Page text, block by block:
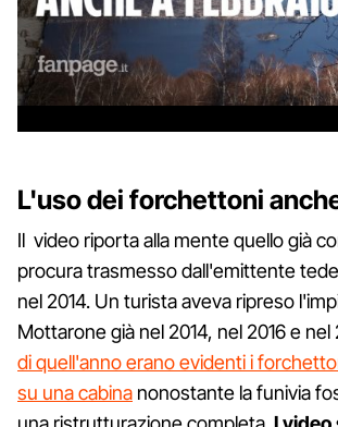
L'uso dei forchettoni
Il video riporta alla mente quello già
procura trasmesso dall'emittente
nel 2014. Un turista aveva ripreso
Mottarone già nel 2014, nel 2016 e nel
di quell'anno erano evidenti i
su una cabina nonostante la funivia